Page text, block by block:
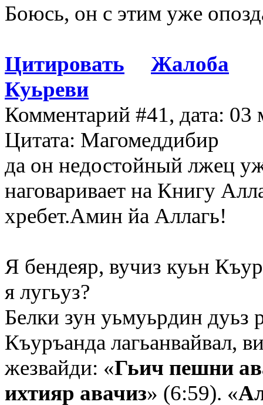
Боюсь, он с этим уже
Цитировать
Жалоба
Куьреви
Комментарий #41, дата: 03
Цитата: Магомеддибир
да он недостойный лжец
наговаривает на Книгу
хребет.Амин йа Аллагь!
Я бендеяр, вучиз куьн
я лугьуз?
Белки зун уьмуьрдин дуьз
Къуръанда лагьанвайвал,
жезвайди: «Гьич пешни
ихтияр авачиз» (6:59). «